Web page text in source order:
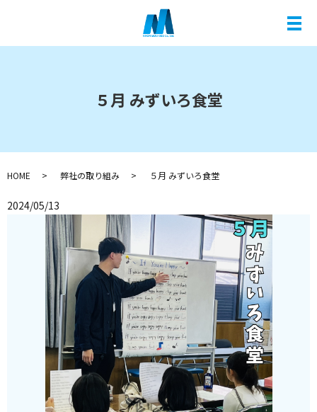
メ
５月 みずいろ食堂
HOME 弊社の取り組み ５月 みずいろ食堂
2024/05/13